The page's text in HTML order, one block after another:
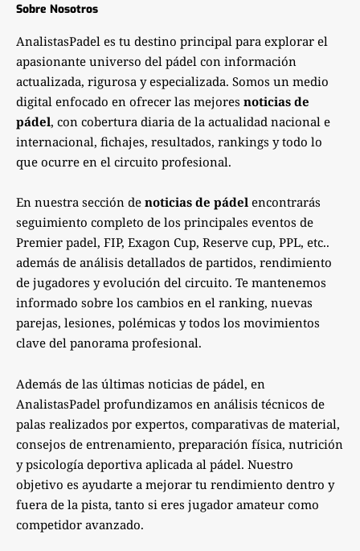
Sobre Nosotros
AnalistasPadel es tu destino principal para explorar el
apasionante universo del pádel con información
actualizada, rigurosa y especializada. Somos un medio
digital enfocado en ofrecer las mejores noticias de
pádel, con cobertura diaria de la actualidad nacional e
internacional, fichajes, resultados, rankings y todo lo
que ocurre en el circuito profesional.
En nuestra sección de noticias de pádel encontrarás
seguimiento completo de los principales eventos de
Premier padel, FIP, Exagon Cup, Reserve cup, PPL, etc..
además de análisis detallados de partidos, rendimiento
de jugadores y evolución del circuito. Te mantenemos
informado sobre los cambios en el ranking, nuevas
parejas, lesiones, polémicas y todos los movimientos
clave del panorama profesional.
Además de las últimas noticias de pádel, en
AnalistasPadel profundizamos en análisis técnicos de
palas realizados por expertos, comparativas de material,
consejos de entrenamiento, preparación física, nutrición
y psicología deportiva aplicada al pádel. Nuestro
objetivo es ayudarte a mejorar tu rendimiento dentro y
fuera de la pista, tanto si eres jugador amateur como
competidor avanzado.